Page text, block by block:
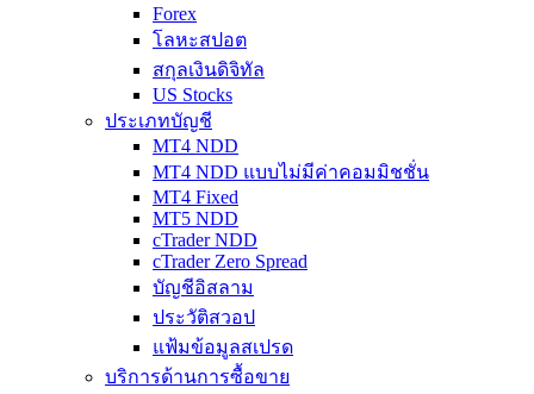
Forex
โลหะสปอต
สกุลเงินดิจิทัล
US Stocks
ประเภทบัญชี
MT4 NDD
MT4 NDD แบบไม่มีค่าคอมมิชชั่น
MT4 Fixed
MT5 NDD
cTrader NDD
cTrader Zero Spread
บัญชีอิสลาม
ประวัติสวอป
แฟ้มข้อมูลสเปรด
บริการด้านการซื้อขาย